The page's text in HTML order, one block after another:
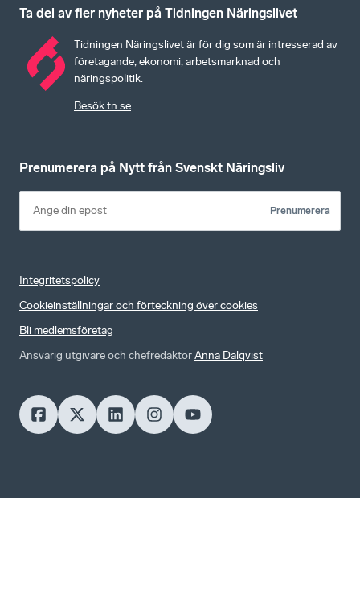
Ta del av fler nyheter på Tidningen Näringslivet
Tidningen Näringslivet är för dig som är intresserad av
företagande, ekonomi, arbetsmarknad och
näringspolitik.
Besök tn.se
Prenumerera på Nytt från Svenskt Näringsliv
Prenumerera
Integritetspolicy
Cookieinställningar och förteckning över cookies
Bli medlemsföretag
Ansvarig utgivare och chefredaktörAnna Dalqvist